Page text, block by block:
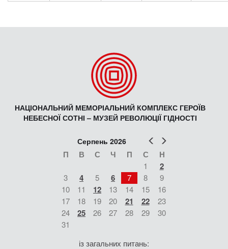
НАЦІОНАЛЬНИЙ МЕМОРІАЛЬНИЙ КОМПЛЕКС ГЕРОЇВ
НЕБЕСНОЇ СОТНІ – МУЗЕЙ РЕВОЛЮЦІЇ ГІДНОСТІ
Попер
Серпень 2026
П В С Ч П С Н
1 2
3 4 5 6 7 8
9
10
11 12 13 14 15
16
17
18 19 20 21 22
23
24
25 26 27 28 29
30
31
із загальних питань: